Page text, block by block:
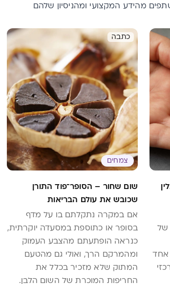
מהידע המקצועי ומהניסיון שלהם
של
אחד
כתבה
צמחים
שום שחור – הסופר־פוד התורן
שכובש את עולם הבריאות
אם במקרה נתקלתם בו על מדף
בסופר או כתוספת במסעדה יוקרתית,
כנראה הופתעתם מהצבע העמוק
ומהמרקם הרך, ואולי גם מהטעם
המתוק שלא מזכיר בכלל את
החריפות המוכרת של השום הלבן.